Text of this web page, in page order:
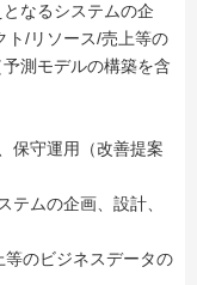
なるシステムの企
ト/リソース/売上等の
測モデルの構築を含
保守運用（改善提案
テムの企画、設計、
のビジネスデータの